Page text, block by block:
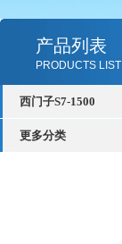
产品列表
PRODUCTS LIST
西门子S7-1500
更多分类